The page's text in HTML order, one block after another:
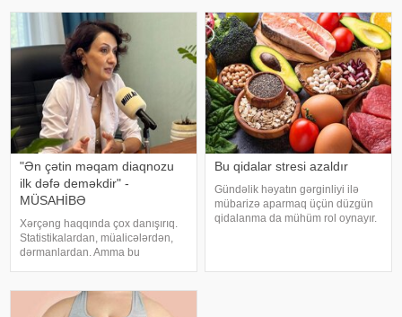
həyatında diqqətsiz bir şəxsiyyətə
sahib olduğu, ətrafındak
xəbər verir ki, ani temperatur
dəyişiklikləri, quru hava və
baxımsız kondisionerlərd
"Ən çətin məqam diaqnozu
ilk dəfə deməkdir" -
MÜSAHİBƏ
Xərçəng haqqında çox danışırıq.
Statistikalardan, müalicələrdən,
dərmanlardan. Amma bu
qorxularından, ümidlərindən,
yanlış bildiklərindən daha az
Bu qidalar stresi azaldır
Gündəlik həyatın gərginliyi ilə
mübarizə aparmaq üçün düzgün
qidalanma da mühüm rol oynayır.